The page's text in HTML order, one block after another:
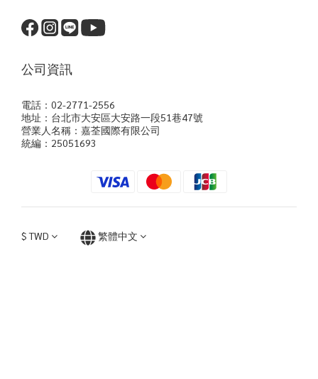
公司資訊
電話：02-2771-2556
地址：台北市大安區大安路一段51巷47號
營業人名稱：嘉荃國際有限公司
統編：25051693
$ TWD 繁體中文